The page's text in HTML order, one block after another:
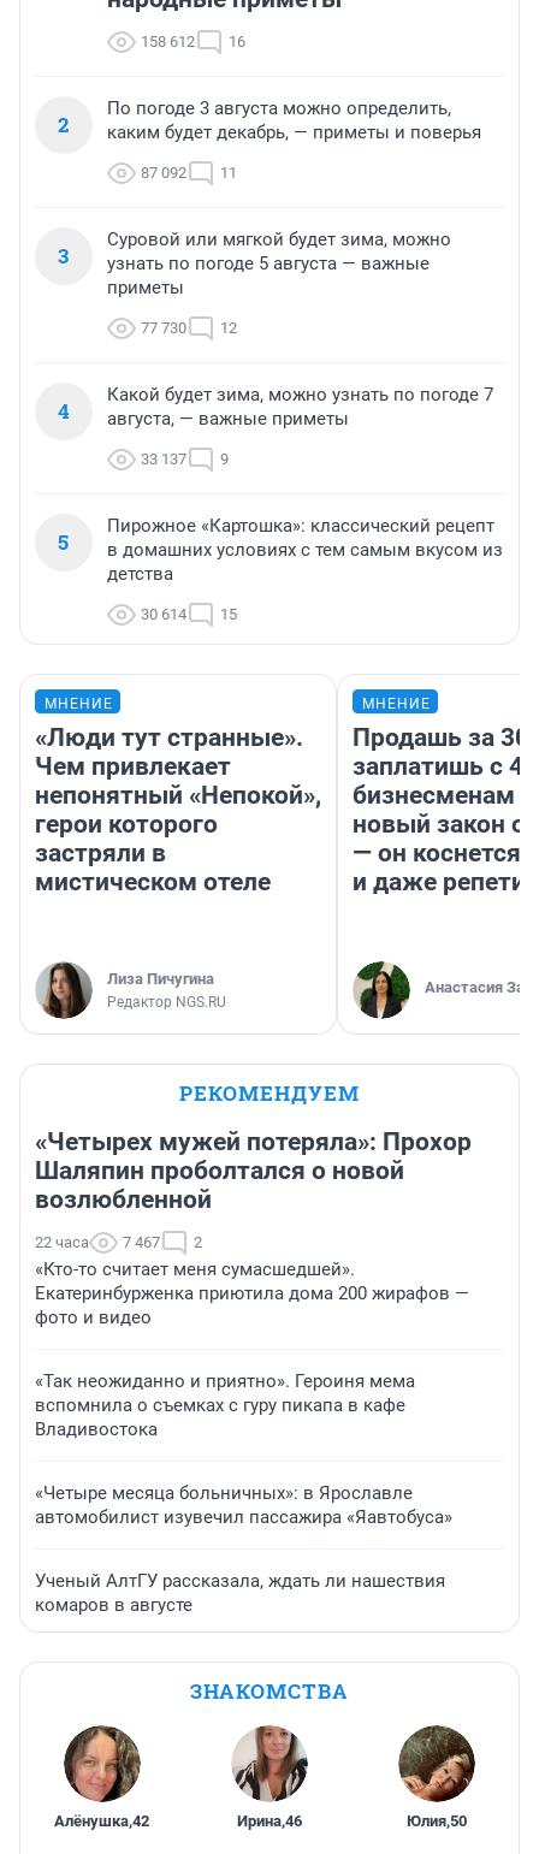
158 612 16
2
По погоде 3 августа можно определить,
каким будет декабрь, — приметы и поверья
87 092 11
3
Суровой или мягкой будет зима, можно
узнать по погоде 5 августа — важные
приметы
77 730 12
4
Какой будет зима, можно узнать по погоде 7
августа, — важные приметы
33 137 9
5
Пирожное «Картошка»: классический рецепт
в домашних условиях с тем самым вкусом из
детства
30 614 15
МНЕНИЕ
«Люди тут странные».
Чем привлекает
непонятный «Непокой»,
герои которого
застряли в
мистическом отеле
Лиза Пичугина
Редактор NGS.RU
МНЕНИЕ
Продашь за
заплатишь с
бизнесменам
новый закон о
— он коснется
и даже
Анастасия
РЕКОМЕНДУЕМ
«Четырех мужей потеряла»: Прохор
Шаляпин проболтался о новой
возлюбленной
22 часа 7 467 2
«Кто-то считает меня сумасшедшей».
Екатеринбурженка приютила дома 200 жирафов —
фото и видео
«Так неожиданно и приятно». Героиня мема
вспомнила о съемках с гуру пикапа в кафе
Владивостока
«Четыре месяца больничных»: в Ярославле
автомобилист изувечил пассажира «Яавтобуса»
Ученый АлтГУ рассказала, ждать ли нашествия
комаров в августе
ЗНАКОМСТВА
Алёнушка,42 Ирина,46 Юлия,50